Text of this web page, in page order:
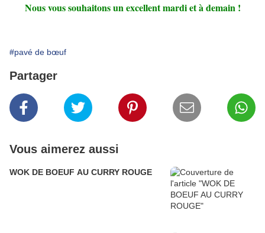
Nous vous souhaitons un excellent mardi et à demain !
#pavé de bœuf
Partager
Vous aimerez aussi
WOK DE BOEUF AU CURRY ROUGE